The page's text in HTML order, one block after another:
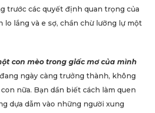
trước các quyết định quan trọng của
lo lắng và e sợ, chần chừ lưỡng lự một
con mèo trong giấc mơ của mình
ngày càng trưởng thành, không
nữa. Bạn dần biết cách làm quen
dựa dẫm vào những người xung